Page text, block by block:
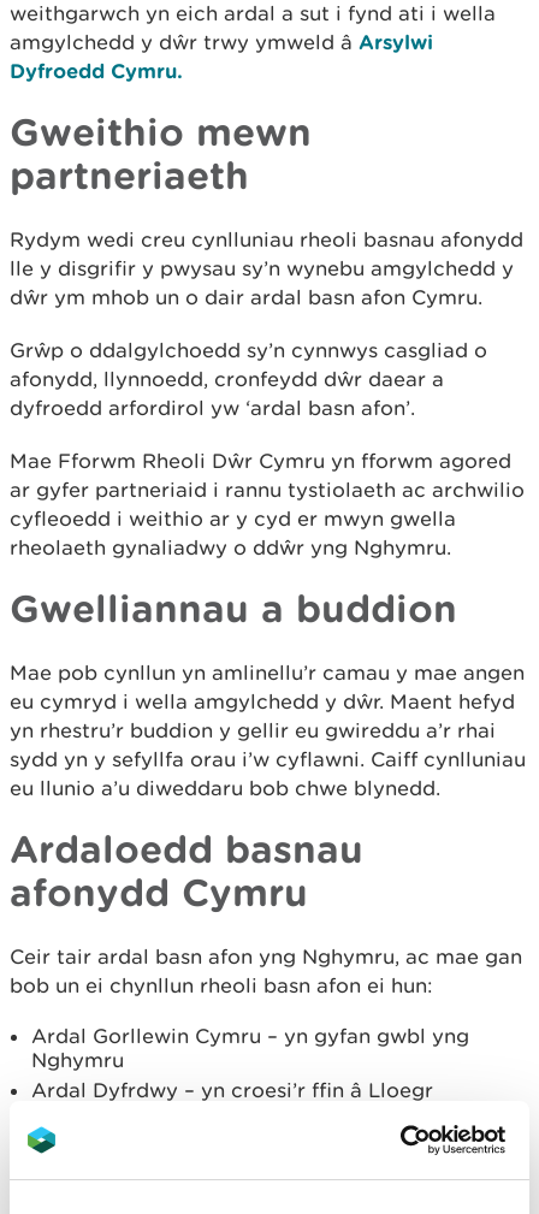
weithgarwch yn eich ardal a sut i fynd ati i wella
amgylchedd y dŵr trwy ymweld â Arsylwi
Dyfroedd Cymru.
Gweithio mewn
partneriaeth
Rydym wedi creu cynlluniau rheoli basnau afonydd
lle y disgrifir y pwysau sy’n wynebu amgylchedd y
dŵr ym mhob un o dair ardal basn afon Cymru.
Grŵp o ddalgylchoedd sy’n cynnwys casgliad o
afonydd, llynnoedd, cronfeydd dŵr daear a
dyfroedd arfordirol yw ‘ardal basn afon’.
Mae Fforwm Rheoli Dŵr Cymru yn fforwm agored
ar gyfer partneriaid i rannu tystiolaeth ac archwilio
cyfleoedd i weithio ar y cyd er mwyn gwella
rheolaeth gynaliadwy o ddŵr yng Nghymru.
Gwelliannau a buddion
Mae pob cynllun yn amlinellu’r camau y mae angen
eu cymryd i wella amgylchedd y dŵr. Maent hefyd
yn rhestru’r buddion y gellir eu gwireddu a’r rhai
sydd yn y sefyllfa orau i’w cyflawni. Caiff cynlluniau
eu llunio a’u diweddaru bob chwe blynedd.
Ardaloedd basnau
afonydd Cymru
Ceir tair ardal basn afon yng Nghymru, ac mae gan
bob un ei chynllun rheoli basn afon ei hun:
Ardal Gorllewin Cymru – yn gyfan gwbl yng
Nghymru
Ardal Dyfrdwy – yn croesi’r ffin â Lloegr
Ardal Hafren – yn croesi’r ffin â Lloegr (wedi'i
harwain gan
Asiantaeth yr Amgylchedd ar